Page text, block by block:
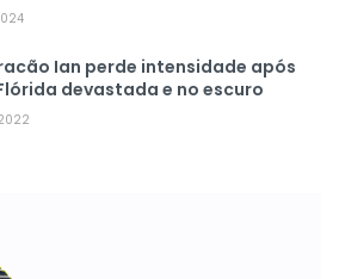
Ian perde intensidade após
devastada e no escuro